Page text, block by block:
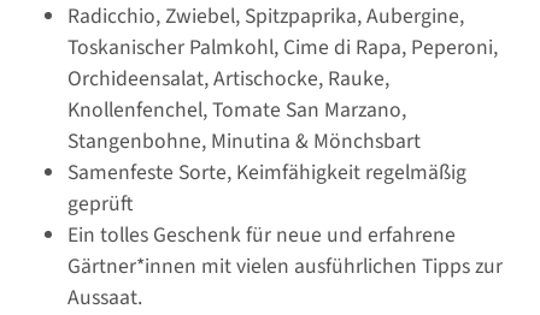
Radicchio, Zwiebel, Spitzpaprika, Aubergine,
Toskanischer Palmkohl, Cime di Rapa, Peperoni,
Orchideensalat, Artischocke, Rauke,
Knollenfenchel, Tomate San Marzano,
Stangenbohne, Minutina & Mönchsbart
Samenfeste Sorte, Keimfähigkeit regelmäßig
geprüft
Ein tolles Geschenk für neue und erfahrene
Gärtner*innen mit vielen ausführlichen Tipps zur
Aussaat.